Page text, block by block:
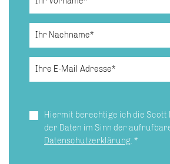
Hiermit berechtige ich die
der Daten im Sinn der
Datenschutzerklärung. *